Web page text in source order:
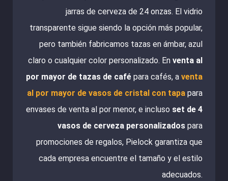
jarras de cerveza de 24 onzas. El vidrio
transparente sigue siendo la opción más popular,
pero también fabricamos tazas en ámbar, azul
claro o cualquier color personalizado. En venta al
por mayor de tazas de café para cafés, a venta
al por mayor de vasos de cristal con tapa para
envases de venta al por menor, e incluso set de 4
vasos de cerveza personalizados para
promociones de regalos, Pielock garantiza que
cada empresa encuentre el tamaño y el estilo
adecuados.